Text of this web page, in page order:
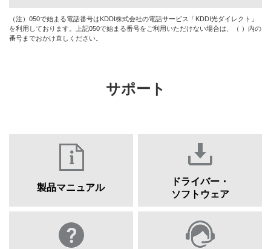
（注）050で始まる電話番号はKDDI株式会社の電話サービス「KDDI光ダイレクト」
を利用しております。上記050で始まる番号をご利用いただけない場合は、（ ）内の
番号までおかけ直しください。
サポート
製品マニュアル
ドライバー・
ソフトウェア